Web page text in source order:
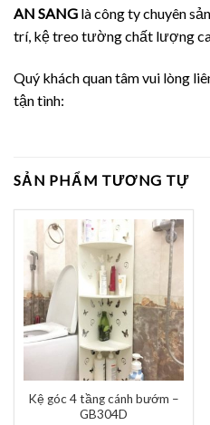
AN SANG là công ty chuyên
trí, kệ treo tường chất lượng
Quý khách quan tâm vui lòng
tận tình:
SẢN PHẨM TƯƠNG TỰ
Kệ góc 4 tầng cánh bướm –
GB304D